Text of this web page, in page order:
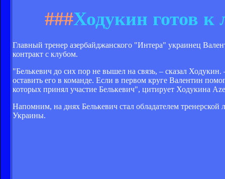
###Ходукин готов
Главный тренер азербайджанского "Интера" украинец
контракт с клубом.
"Белькевич до сих пор не вышел на связь, – сказал
оставить его в команде. Если в первом круге Валентин
которых принял участие Белькевич", цитирует Ходукина
Напомним, на днях Белькевич стал обладателем
Украины.